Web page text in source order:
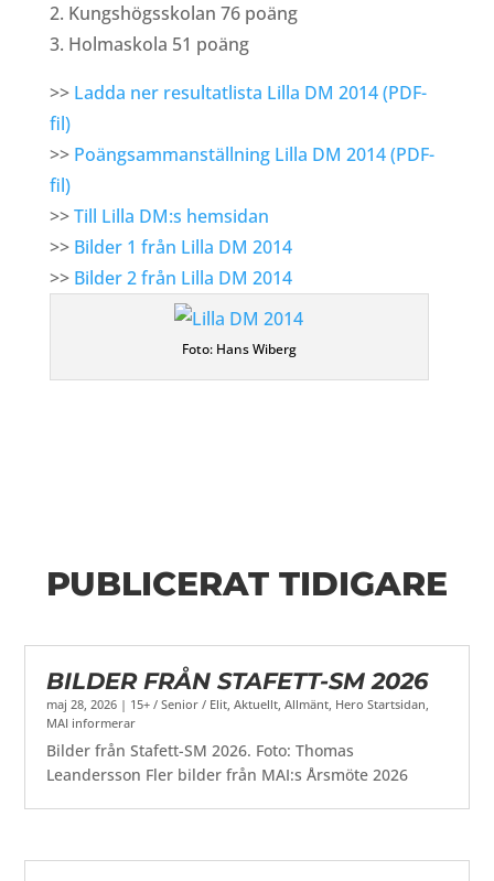
2. Kungshögsskolan 76 poäng
3. Holmaskola 51 poäng
>> Ladda ner resultatlista Lilla DM 2014 (PDF-
fil)
>> Poängsammanställning Lilla DM 2014 (PDF-
fil)
>>Till Lilla DM:s hemsidan
>> Bilder 1 från Lilla DM 2014
>> Bilder 2 från Lilla DM 2014
Foto: Hans Wiberg
PUBLICERAT TIDIGARE
BILDER FRÅN STAFETT-SM 2026
maj 28, 2026 | 15+ / Senior / Elit,Aktuellt,Allmänt, Hero Startsidan,
MAI informerar
Bilder från Stafett-SM 2026. Foto: Thomas
Leandersson Fler bilder från MAI:s Årsmöte 2026